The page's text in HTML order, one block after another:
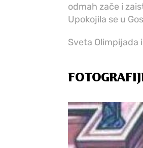
odmah zače i
Upokojila se u
Sveta Olimpijada